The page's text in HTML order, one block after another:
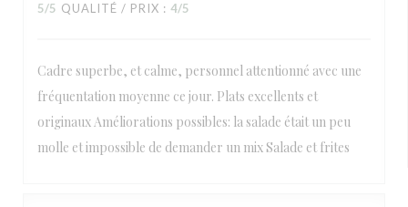
5/5 QUALITÉ / PRIX : 4/5
Cadre superbe, et calme, personnel attentionné avec une
fréquentation moyenne ce jour. Plats excellents et
originaux Améliorations possibles: la salade était un peu
molle et impossible de demander un mix Salade et frites